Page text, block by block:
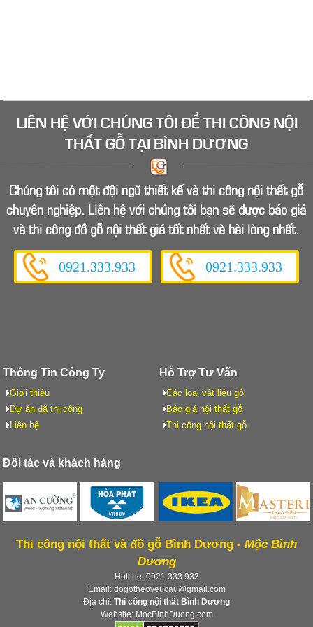
LIÊN HỆ VỚI CHÚNG TÔI ĐỂTHI CÔNG NỘI
THẤT GỖTẠI BÌNH DƯƠNG
Chúng tôi có một đội ngũ thiết kế và thi công nội thất gỗ
chuyên nghiệp. Liên hệ với chúng tôi bạn sẽ được báo giá
và thi công đồ gỗ nội thất giá tốt nhất và hài lòng nhất.
0921.333.933 0921.333.933
Thông Tin Công Ty
Giới thiệu
Dự án đã thi công
Liên hệ
Hỗ Trợ Tư Vấn
Các loại vật liệu gỗ
Báo giá nội thất gỗ
Thi công nội thất gỗ
Đối tác và khách hàng
Thi công nội thất và đồ gỗ Bình Dương - Mộc Bình
Dương
Hotline: 0921.333.933
Email: dogotheoyeucau@gmail.com
Địa chỉ: Thi công nội thất Bình Dương
Website: MocBinhDuong.com